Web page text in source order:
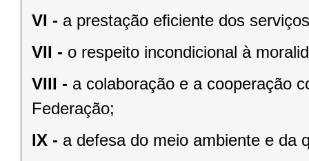
VI - a prestação eﬁciente dos
VII - o respeito incondicional à
VIII - a colaboração e a cooperação
Federação;
IX - a defesa do meio ambiente e da